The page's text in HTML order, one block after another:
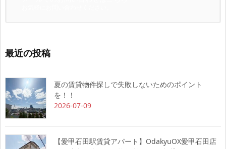
最近の投稿
夏の賃貸物件探しで失敗しないためのポイント
を！！
2026-07-09
【愛甲石田駅賃貸アパート】OdakyuOX愛甲石田店